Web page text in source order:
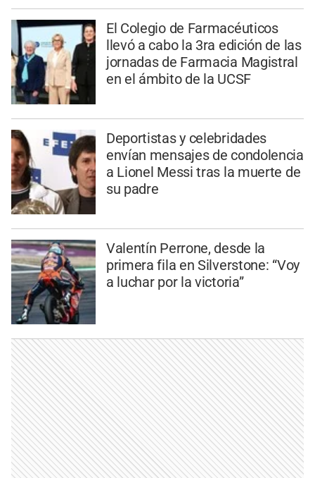
El Colegio de Farmacéuticos
llevó a cabo la 3ra edición de las
jornadas de Farmacia Magistral
en el ámbito de la UCSF
Deportistas y celebridades
envían mensajes de condolencia
a Lionel Messi tras la muerte de
su padre
Valentín Perrone, desde la
primera fila en Silverstone: “Voy
a luchar por la victoria”